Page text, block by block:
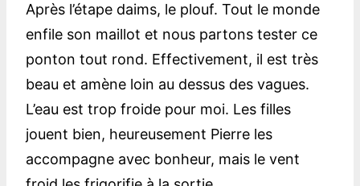
Après l’étape daims, le plouf. Tout le monde
enfile son maillot et nous partons tester ce
ponton tout rond. Effectivement, il est très
beau et amène loin au dessus des vagues.
L’eau est trop froide pour moi. Les filles
jouent bien, heureusement Pierre les
accompagne avec bonheur, mais le vent